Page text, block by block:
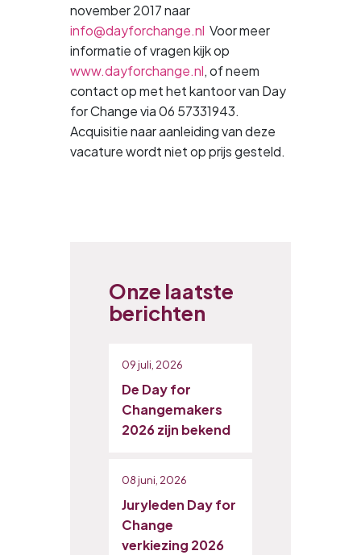
november 2017 naar
info@dayforchange.nl Voor meer
informatie of vragen kijk op
www.dayforchange.nl, of neem
contact op met het kantoor van Day
for Change via 06 57331943.
Acquisitie naar aanleiding van deze
vacature wordt niet op prijs gesteld.
Onze laatste
berichten
09 juli, 2026
De Day for
Changemakers
2026 zijn bekend
08 juni, 2026
Juryleden Day for
Change
verkiezing 2026